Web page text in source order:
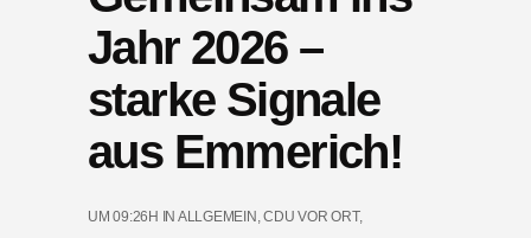
Jahr 2026 –
starke Signale
aus Emmerich!
UM 09:26H IN ALLGEMEIN ,CDU VOR ORT,